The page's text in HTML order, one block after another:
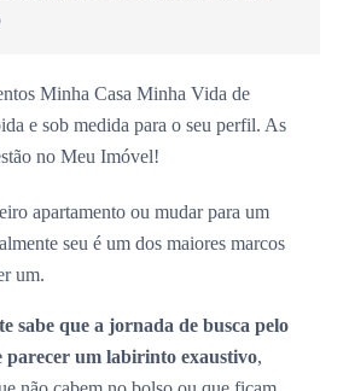
Minha Casa Minha Vida de
e sob medida para o seu perfil. As
no Meu Imóvel!
apartamento ou mudar para um
seu é um dos maiores marcos
um.
sabe que a jornada de busca pelo
parecer um labirinto exaustivo,